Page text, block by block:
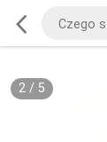
2/ 5